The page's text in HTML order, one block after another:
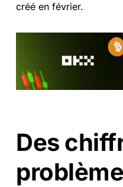
créé en février.
Des
problème